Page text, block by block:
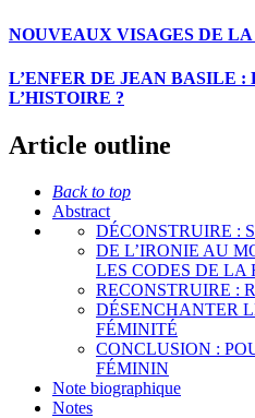
NOUVEAUX VISAGES DE
L’ENFER DE JEAN BASILE :
L’HISTOIRE ?
Article outline
Back to top
Abstract
DÉCONSTRUIRE :
DE L’IRONIE AU
LES CODES DE LA
RECONSTRUIRE :
DÉSENCHANTER
FÉMINITÉ
CONCLUSION :
FÉMININ
Note biographique
Notes